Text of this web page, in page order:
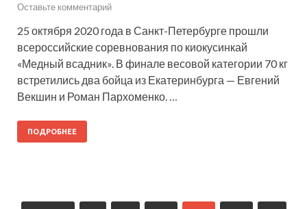
Оставьте комментарий
25 октября 2020 года в Санкт-Петербурге прошли
всероссийские соревнования по киокусинкай
«Медный всадник». В финале весовой категории 70 кг
встретились два бойца из Екатеринбурга — Евгений
Векшин и Роман Пархоменко. …
ПОДРОБНЕЕ